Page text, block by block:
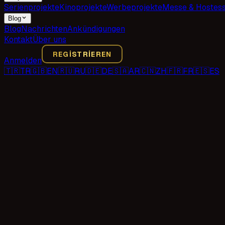
SerienprojekteKinoprojekteWerbeprojekteMesse &
Blog
BlogNachrichtenAnkündigungen
KontaktÜber uns
Anmelden
REGISTRIEREN
🇹🇷TR🇬🇧EN🇷🇺RU🇩🇪DE🇸🇦AR🇨🇳ZH🇫🇷FR🇪🇸ES